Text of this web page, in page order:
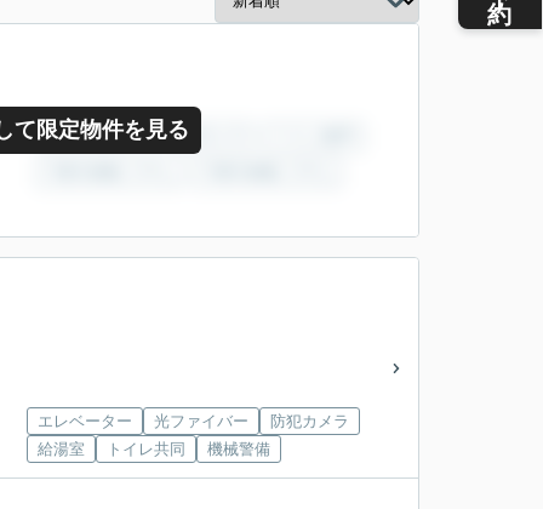
て限定物件を見る
エレベーター 光ファイバー
防犯カメラ
給湯室
トイレ共同 機械警備